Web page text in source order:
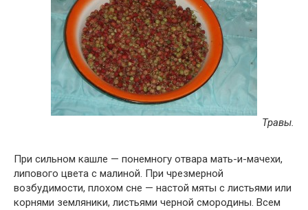
Травы.
При сильном кашле — понемногу отвара мать-и-мачехи,
липового цвета с малиной. При чрезмерной
возбудимости, плохом сне — настой мяты с листьями или
корнями земляники, листьями черной смородины. Всем